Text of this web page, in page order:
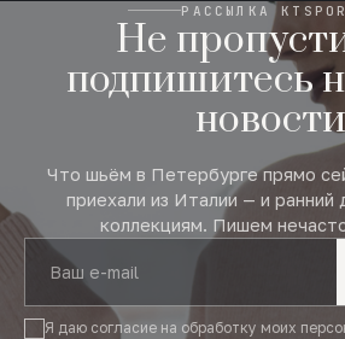
РАССЫЛКА
Не
подпишитесь
новости
Что шьём в Петербурге прямо
приехали из Италии — и ранний
коллекциям. Пишем
Я даю согласие на обработку моих